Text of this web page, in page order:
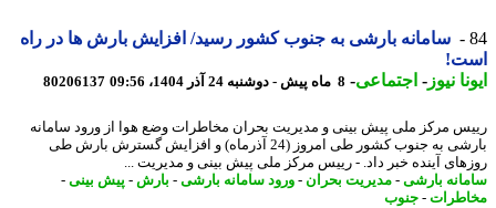
سامانه بارشی به جنوب کشور رسید/ افزایش بارش ها در راه
نیوز-اجتماعی-8 ماه پیش - دوشنبه 24 آذر 1404، 09:56 80206137
مرکز ملی پیش بینی و مدیریت بحران مخاطرات وضع هوا از ورود سامانه
بارشی به جنوب کشور طی امروز (24 آذرماه) و افزایش گسترش بارش طی
آینده خبر داد. - رییس مرکز ملی پیش بینی و مدیریت ...
بارشی -مدیریت بحران- ورود سامانه بارشی -بارش-پیش بینی -
- جنوب